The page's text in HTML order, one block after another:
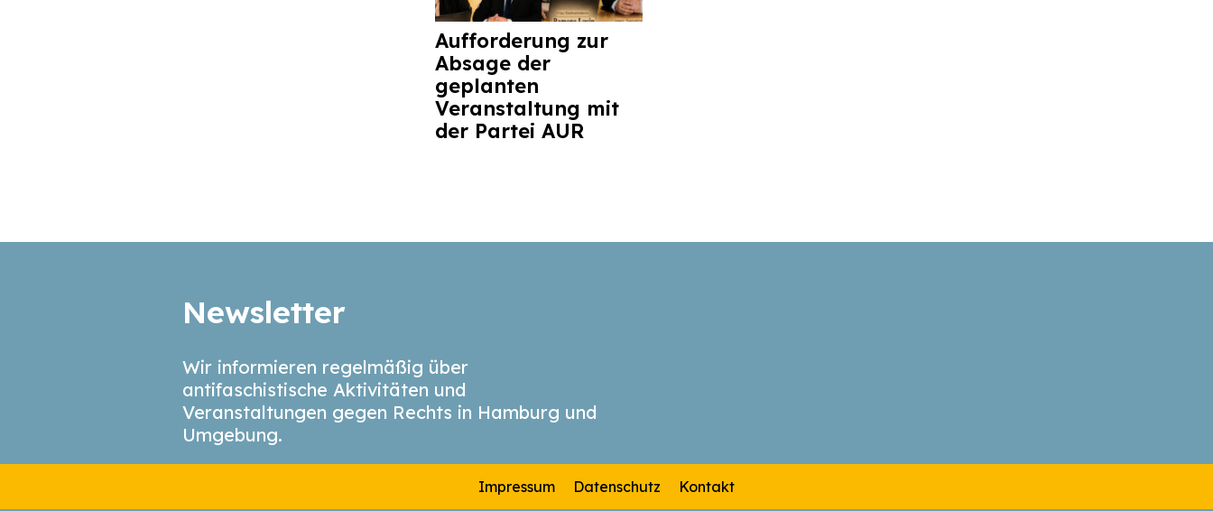
Aufforderung zur
Absage der
geplanten
Veranstaltung mit
der Partei AUR
Newsletter
Wir informieren regelmäßig über
antifaschistische Aktivitäten und
Veranstaltungen gegen Rechts in Hamburg und
Umgebung.
Impressum Datenschutz Kontakt